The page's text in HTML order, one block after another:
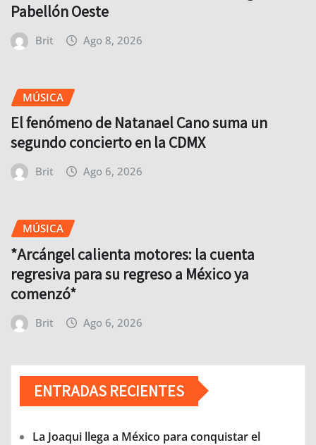
Pabellón Oeste
Brit Ago 8, 2026
MÚSICA
El fenómeno de Natanael Cano suma un
segundo concierto en la CDMX
Brit Ago 6, 2026
MÚSICA
*Arcángel calienta motores: la cuenta
regresiva para su regreso a México ya
comenzó*
Brit Ago 6, 2026
ENTRADAS RECIENTES
La Joaqui llega a México para conquistar el